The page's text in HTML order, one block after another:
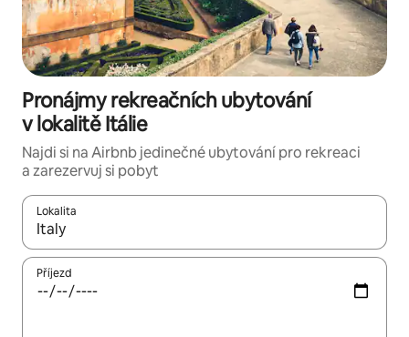
Pronájmy rekreačních ubytování
v lokalitě Itálie
Najdi si na Airbnb jedinečné ubytování pro rekreaci
a zarezervuj si pobyt
Lokalita
Až budou výsledky k dispozici, můžeš si je procházet pomocí
Příjezd